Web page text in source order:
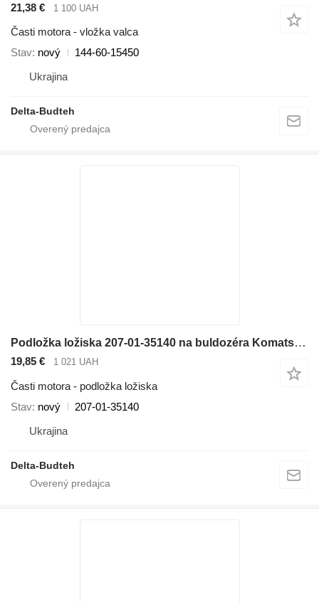
21,38 € 1 100 UAH
Časti motora - vložka valca
Stav nový
144-60-15450
Ukrajina
Delta-Budteh
Podložka ložiska 207-01-35140 na buldozéra Komatsu D65EX-12 D65PX-12
19,85 € 1 021 UAH
Časti motora - podložka ložiska
Stav nový
207-01-35140
Ukrajina
Delta-Budteh